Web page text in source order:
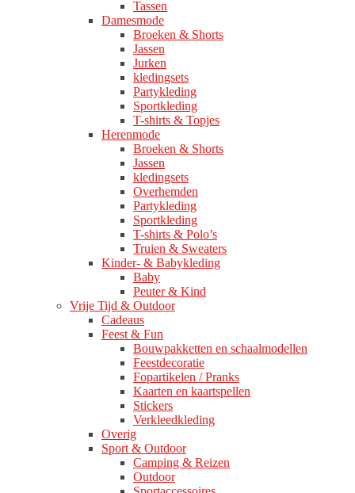
Tassen
Damesmode
Broeken & Shorts
Jassen
Jurken
kledingsets
Partykleding
Sportkleding
T-shirts & Topjes
Herenmode
Broeken & Shorts
Jassen
kledingsets
Overhemden
Partykleding
Sportkleding
T-shirts & Polo’s
Truien & Sweaters
Kinder- & Babykleding
Baby
Peuter & Kind
Vrije Tijd & Outdoor
Cadeaus
Feest & Fun
Bouwpakketten en schaalmodellen
Feestdecoratie
Fopartikelen / Pranks
Kaarten en kaartspellen
Stickers
Verkleedkleding
Overig
Sport & Outdoor
Camping & Reizen
Outdoor